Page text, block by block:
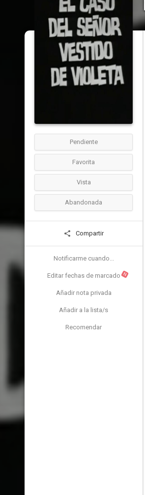
Pendiente
Favorita
Vista
Abandonada
Compartir
Notificarme cuando...
Editar fechas de marcado N
Añadir nota privada
Añadir a la lista/s
Recomendar